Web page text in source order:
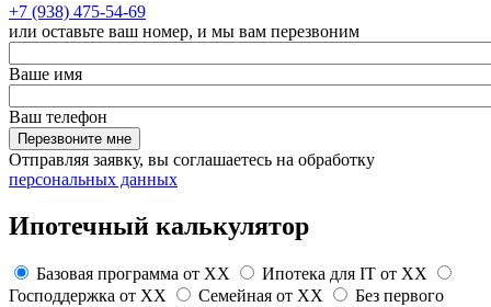
+7 (938) 475-54-69
или оставьте ваш номер, и мы вам перезвоним
Ваше имя
Ваш телефон
Перезвоните мне
Отправляя заявку, вы соглашаетесь на обработку
персональных данных
Ипотечный калькулятор
Базовая программа от XX Ипотека для IT от XX
Господдержка от XX Семейная от XX
Без первого